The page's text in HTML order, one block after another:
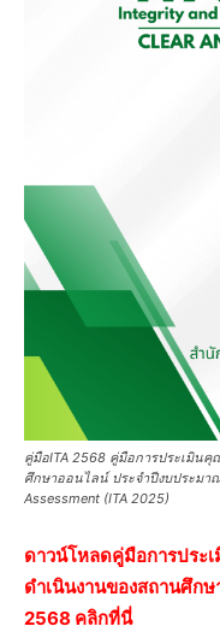
คู่มือITA 2568 คู่มือการประเมินคุ
ศึกษาออนไลน์ ประจำปีงบประมา
Assessment (ITA 2025)
ดาวน์โหลดคู่มือการประ
ดำเนินงานของสถานศึก
2568 คลิกที่นี่